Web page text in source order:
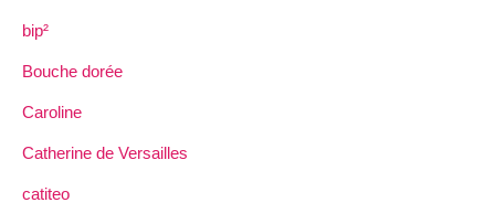
bip²
Bouche dorée
Caroline
Catherine de Versailles
catiteo